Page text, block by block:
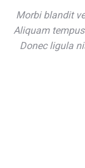
Morbi blandit
Aliquam
Donec ligula